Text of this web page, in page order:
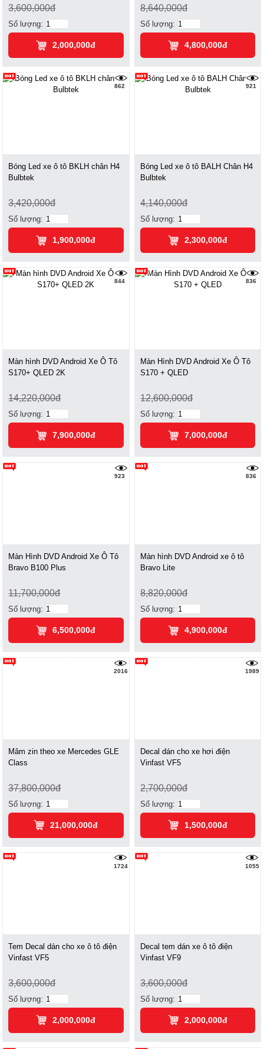
3,600,000đ
Số lượng:
2,000,000đ
8,640,000đ
Số lượng:
4,800,000đ
862
Bóng Led xe ô tô BKLH chân H4
Bulbtek
3,420,000đ
Số lượng:
1,900,000đ
921
Bóng Led xe ô tô BALH Chân H4
Bulbtek
4,140,000đ
Số lượng:
2,300,000đ
844
Màn hình DVD Android Xe Ô Tô
S170+ QLED 2K
14,220,000đ
Số lượng:
7,900,000đ
836
Màn Hình DVD Android Xe Ô Tô
S170 + QLED
12,600,000đ
Số lượng:
7,000,000đ
923
Màn Hình DVD Android Xe Ô Tô
Bravo B100 Plus
11,700,000đ
Số lượng:
6,500,000đ
836
Màn hình DVD Android xe ô tô
Bravo Lite
8,820,000đ
Số lượng:
4,900,000đ
2016
Mâm zin theo xe Mercedes GLE
Class
37,800,000đ
Số lượng:
21,000,000đ
1989
Decal dán cho xe hơi điện
Vinfast VF5
2,700,000đ
Số lượng:
1,500,000đ
1724
Tem Decal dán cho xe ô tô điện
Vinfast VF5
3,600,000đ
Số lượng:
2,000,000đ
1055
Decal tem dán xe ô tô điện
Vinfast VF9
3,600,000đ
Số lượng:
2,000,000đ